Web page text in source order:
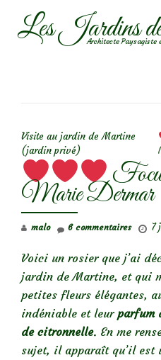
AllerLes Jardins
Architecte Paysagiste
Visite au jardin de Martine
(jardin privé)
Marie Dermar
malo 7
6 commentaires
Voici un rosier que j’ai
jardin de Martine, et qui
petites fleurs élégantes,
indéniable et leur parfum
de citronnelle. En me
sujet, il apparaît qu’il est